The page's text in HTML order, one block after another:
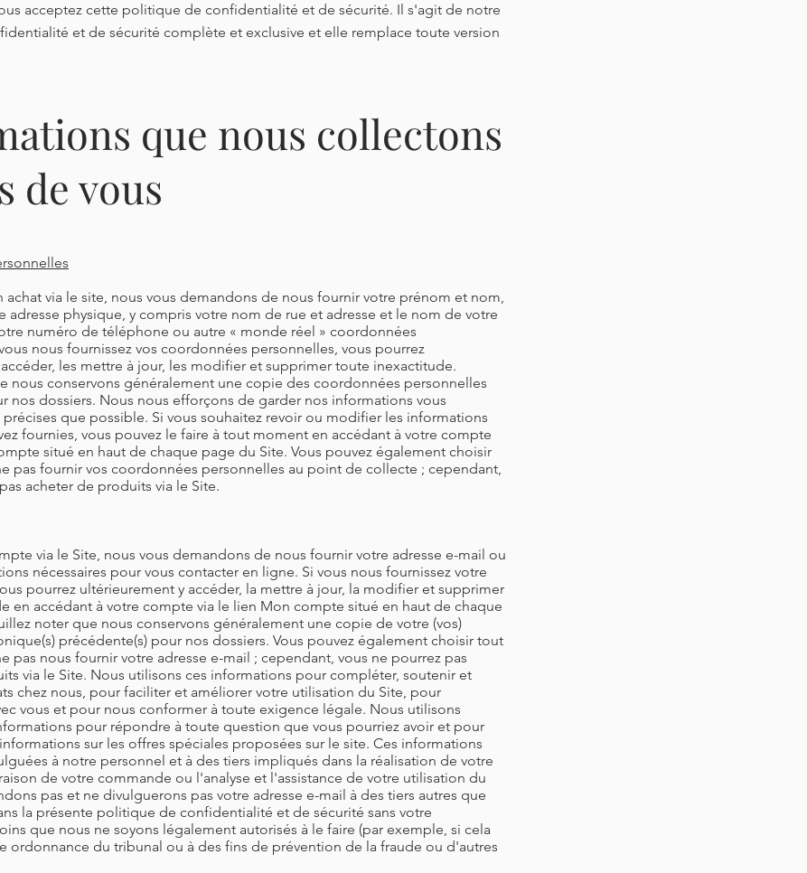
acceptez cette politique de confidentialité et de sécurité. Il s'agit de notre
et de sécurité complète et exclusive et elle remplace toute version
que nous collectons
de vous
achat via le site, nous vous demandons de nous fournir votre prénom et nom,
adresse physique, y compris votre nom de rue et adresse et le nom de votre
numéro de téléphone ou autre « monde réel » coordonnées
nous fournissez vos coordonnées personnelles, vous pourrez
les mettre à jour, les modifier et supprimer toute inexactitude.
nous conservons généralement une copie des coordonnées personnelles
nos dossiers. Nous nous efforçons de garder nos informations vous
précises que possible. Si vous souhaitez revoir ou modifier les informations
fournies, vous pouvez le faire à tout moment en accédant à votre compte
situé en haut de chaque page du Site. Vous pouvez également choisir
pas fournir vos coordonnées personnelles au point de collecte ; cependant,
acheter de produits via le Site.
via le Site, nous vous demandons de nous fournir votre adresse e-mail ou
nécessaires pour vous contacter en ligne. Si vous nous fournissez votre
pourrez ultérieurement y accéder, la mettre à jour, la modifier et supprimer
en accédant à votre compte via le lien Mon compte situé en haut de chaque
noter que nous conservons généralement une copie de votre (vos)
précédente(s) pour nos dossiers. Vous pouvez également choisir tout
pas nous fournir votre adresse e-mail ; cependant, vous ne pourrez pas
via le Site. Nous utilisons ces informations pour compléter, soutenir et
chez nous, pour faciliter et améliorer votre utilisation du Site, pour
vous et pour nous conformer à toute exigence légale. Nous utilisons
pour répondre à toute question que vous pourriez avoir et pour
sur les offres spéciales proposées sur le site. Ces informations
à notre personnel et à des tiers impliqués dans la réalisation de votre
de votre commande ou l'analyse et l'assistance de votre utilisation du
pas et ne divulguerons pas votre adresse e-mail à des tiers autres que
la présente politique de confidentialité et de sécurité sans votre
que nous ne soyons légalement autorisés à le faire (par exemple, si cela
ordonnance du tribunal ou à des fins de prévention de la fraude ou d'autres